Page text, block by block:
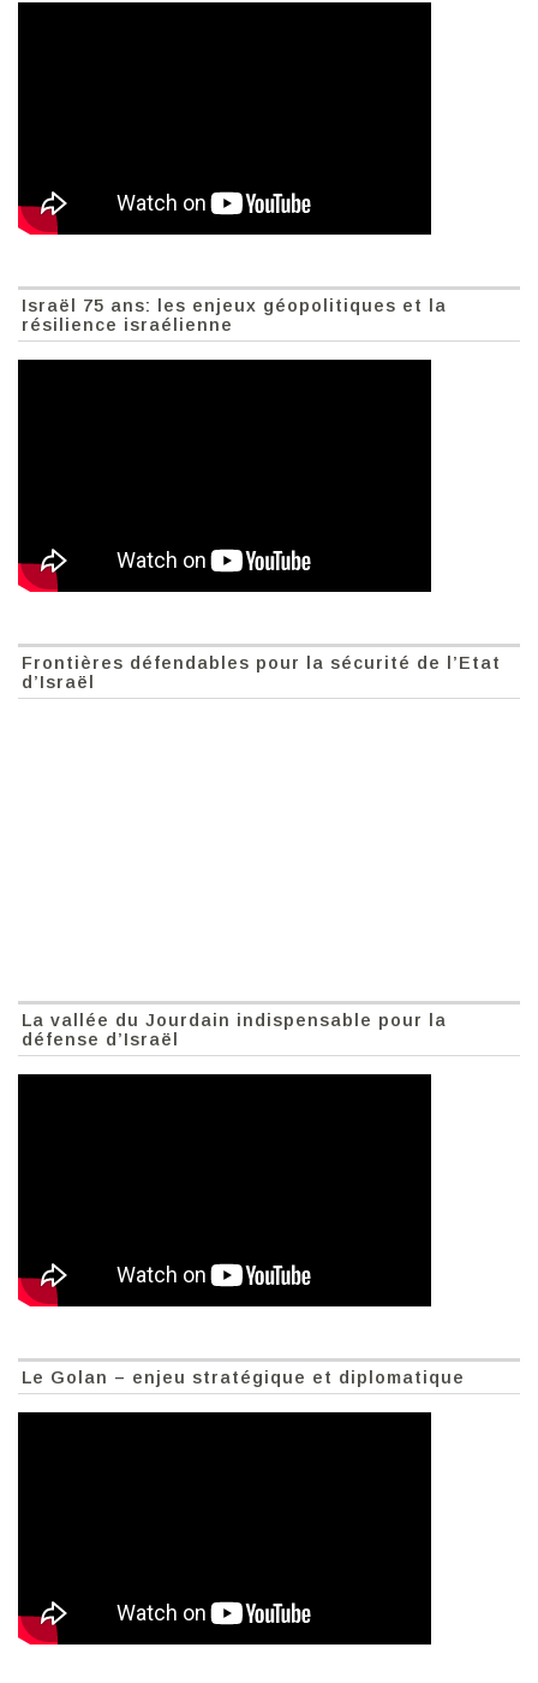
Israël 75 ans: les enjeux géopolitiques et la
résilience israélienne
Frontières défendables pour la sécurité de l’Etat
d’Israël
La vallée du Jourdain indispensable pour la
défense d’Israël
Le Golan – enjeu stratégique et diplomatique